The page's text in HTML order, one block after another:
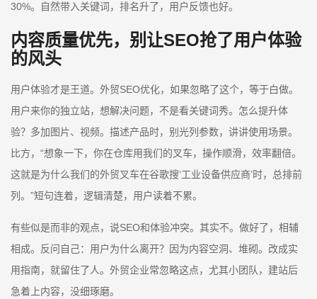
30%。自然带入关键词，排名升了，用户反馈也好。
内容质量优先，别让SEO抢了用户体验
的风头
用户体验才是王道。外贸SEO优化，如果忽略了这个，等于白做。
用户来你的独立站，想解决问题，不是看关键词秀。怎么提升体
验？多加图片、视频。描述产品时，别光列参数，讲讲使用场景。
比方，“想象一下，你在仓库用我们的叉车，操作顺滑，效率翻倍。
这就是为什么我们的外贸叉车在谷歌搜‘工业设备供应商’时，总排前
列。”短句连着，逻辑清楚，用户读着不累。
有些似是而非的观点，说SEO和体验冲突。其实不。做好了，相辅
相成。反问自己：用户为什么离开？因为内容空洞、堆砌。改成实
用指南，就留住了人。外贸企业常忽略这点，尤其小团队，建站后
急着上内容，没细琢磨。